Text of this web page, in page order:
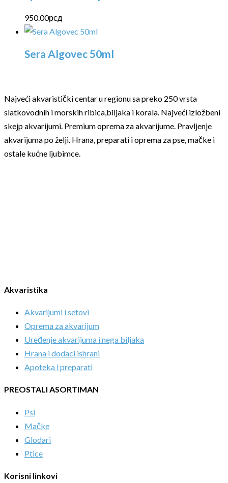
950.00рсд
Sera Algovec 50ml
Najveći akvaristički centar u regionu sa preko 250 vrsta
slatkovodnih i morskih ribica,biljaka i korala. Najveći izložbeni
skejp akvarijumi. Premium oprema za akvarijume. Pravljenje
akvarijuma po želji. Hrana, preparati i oprema za pse, mačke i
ostale kućne ljubimce.
Akvaristika
Akvarijumi i setovi
Oprema za akvarijum
Uređenje akvarijuma i nega biljaka
Hrana i dodaci ishrani
Apoteka i preparati
PREOSTALI ASORTIMAN
Psi
Mačke
Glodari
Ptice
Korisni linkovi